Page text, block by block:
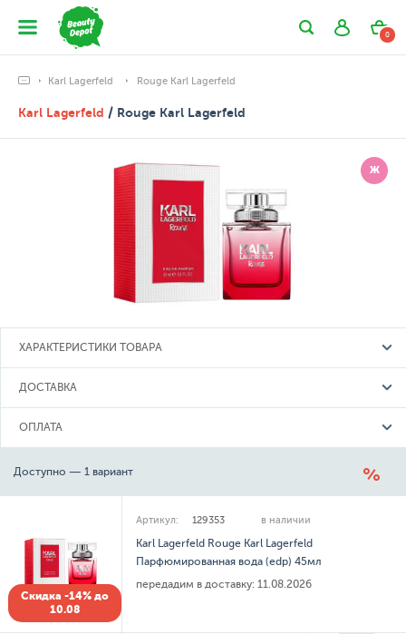
0
Karl Lagerfeld Rouge Karl Lagerfeld
Karl Lagerfeld / Rouge Karl Lagerfeld
Ж
ХАРАКТЕРИСТИКИ ТОВАРА
ДОСТАВКА
ОПЛАТА
Доступно — 1 вариант
Скидка -14% до
10.08
Артикул: 129353 в наличии
Karl Lagerfeld Rouge Karl Lagerfeld
Парфюмированная вода (edp) 45мл
передадим в доставку: 11.08.2026